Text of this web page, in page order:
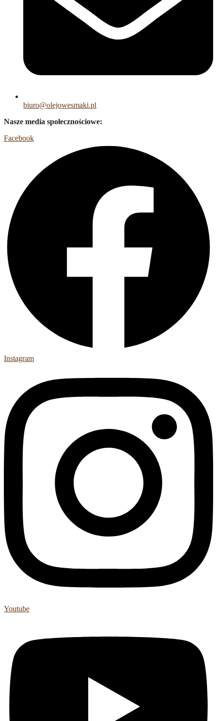
biuro@olejowesmaki.pl
Nasze media społecznościowe:
Facebook
Instagram
Youtube